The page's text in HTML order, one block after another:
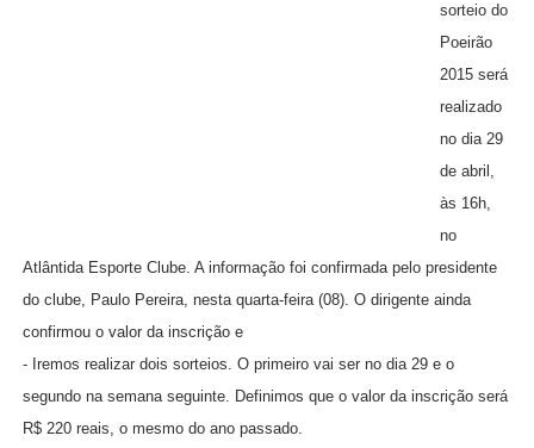
sorteio do
Poeirão
2015 será
realizado
no dia 29
de abril,
às 16h,
no
Atlântida Esporte Clube. A informação foi confirmada pelo presidente
do clube, Paulo Pereira, nesta quarta-feira (08). O dirigente ainda
confirmou o valor da inscrição e
- Iremos realizar dois sorteios. O primeiro vai ser no dia 29 e o
segundo na semana seguinte. Definimos que o valor da inscrição será
R$ 220 reais, o mesmo do ano passado.